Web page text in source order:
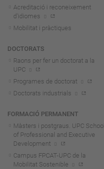
Acreditació i reconeixement
d'idiomes
Mobilitat i pràctiques
DOCTORATS
Raons per fer un doctorat a la
UPC
Programes de doctorat
Doctorats industrials
FORMACIÓ PERMANENT
Màsters i postgraus. UPC School
of Professional and Executive
Development
Campus FPCAT-UPC de la
Mobilitat Sostenible